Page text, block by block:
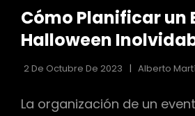
LAS
CATEGORÍAS
Cómo Planificar un
Halloween
2 De Octubre De 2023 Alberto
La organización de un